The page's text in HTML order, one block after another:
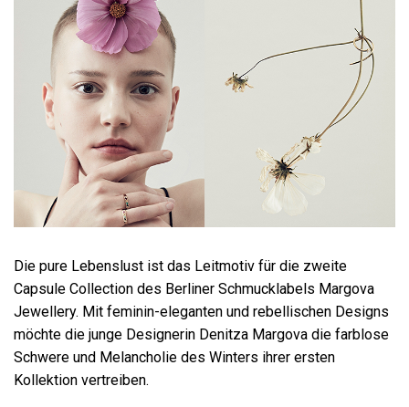
Die pure Lebenslust ist das Leitmotiv für die zweite
Capsule Collection des Berliner Schmucklabels Margova
Jewellery. Mit feminin-eleganten und rebellischen Designs
möchte die junge Designerin Denitza Margova die farblose
Schwere und Melancholie des Winters ihrer ersten
Kollektion vertreiben.